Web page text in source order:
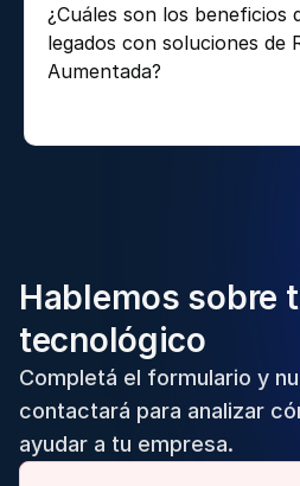
¿Cuáles son los beneficios
legados con soluciones de
Aumentada?
Hablemos sobre
tecnológico
Completá el formulario y
contactará para analizar
ayudar a tu empresa.